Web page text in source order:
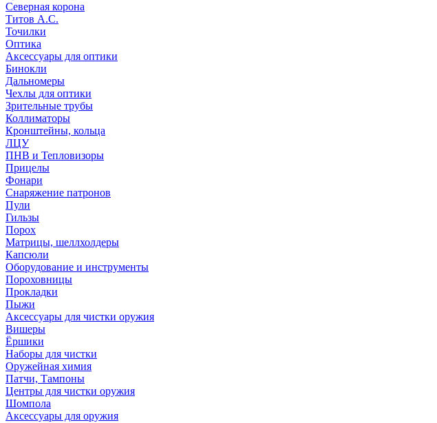
Северная корона
Титов А.С.
Точилки
Оптика
Аксессуары для оптики
Бинокли
Дальномеры
Чехлы для оптики
Зрительные трубы
Коллиматоры
Кронштейны, кольца
ЛЦУ
ПНВ и Тепловизоры
Прицелы
Фонари
Снаряжение патронов
Пули
Гильзы
Порох
Матрицы, шеллхолдеры
Капсюли
Оборудование и инструменты
Пороховницы
Прокладки
Пыжи
Аксессуары для чистки оружия
Вишеры
Ёршики
Наборы для чистки
Оружейная химия
Патчи, Тампоны
Центры для чистки оружия
Шомпола
Аксессуары для оружия